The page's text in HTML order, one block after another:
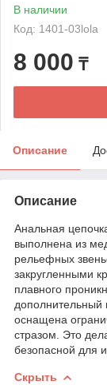
В наличии
Код: 1401-03lola
8 000 ₸
Описание
Описание
Анальная
выполнена из
рельефных
закругленными
плавного
дополнительный
оснащена
стразом. Это
безопасной для
Скрыть